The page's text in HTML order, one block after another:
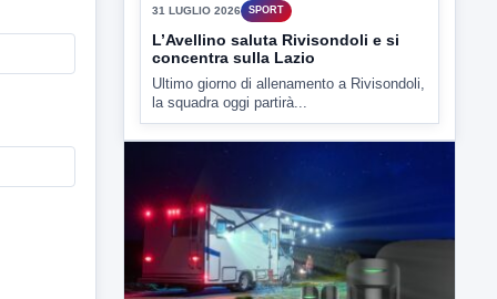
▶
31 LUGLIO 2026
L’Avellino saluta Rivisondoli e si
concentra sulla Lazio
la squadra oggi partirà...